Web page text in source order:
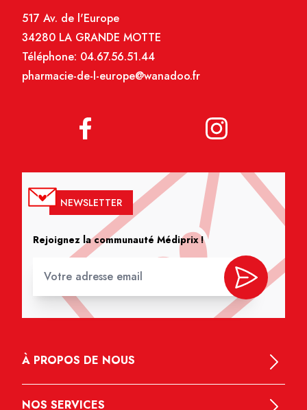
517 Av. de l'Europe
34280 LA GRANDE MOTTE
Téléphone: 04.67.56.51.44
pharmacie-de-l-europe@wanadoo.fr
NEWSLETTER
Rejoignez la communauté Médiprix !
À PROPOS DE NOUS
NOS SERVICES